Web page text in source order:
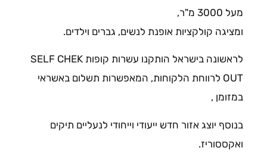
מעל 3000 מ"ר,
ומציגה קולקציות אופנת לנשים, גברים וילדים.
לראשונה בישראל הותקנו עשרות קופות SELF CHEK
OUT לרווחת הלקוחות, המאפשרות תשלום באשראי
במזומן ,
בנוסף יוצג אזור חדש ייעודי וייחודי לנעליים תיקים
ואקססוריז.